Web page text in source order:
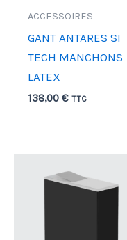
ACCESSOIRES
GANT ANTARES SI
TECH MANCHONS
LATEX
138,00€ TTC